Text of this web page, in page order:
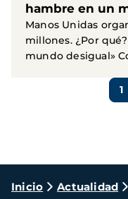
hambre en un
Manos Unidas
millones. ¿Por
mundo desigual»
1
Ruta
Inicio Actualidad